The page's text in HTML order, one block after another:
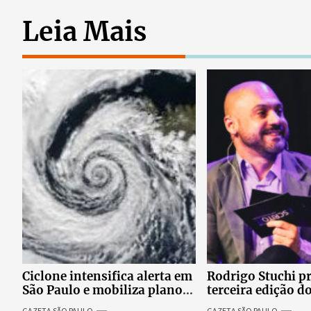
Leia Mais
Ciclone intensifica alerta em
São Paulo e mobiliza plano
emergencial para evitar
Rodrigo Stuchi
terceira edição
Escritor,